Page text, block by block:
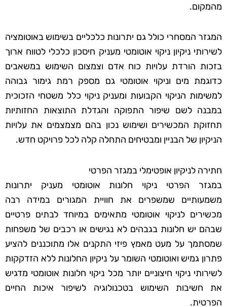
מהמקום.
המגזר המסחרי כולל גם יתרונות כלכליים בשימוש באוטומציה
לשירותי ניקיון ניקוי אוטומטי מעניק חיסכון כלכלי לטווח ארוך
בזכות הורדת עלויות כוח אדם וצמצום השימוש במשאבים
כדוגמת מים וניקוי אוטומטי גם מספק רמת גימור גבוהה
למשימות הניקוי הקבועות ומעניק ניקוי כלל משטחי הזכוכית
במבנה לשם שיפור התפוקה והגדלת התוצאות החזותיות
תחזוקת המכשירים ושימוש נכון בהם מצמצמים את עלויות
הניקיון של הבניין ומבטיחים התחלה קלה לכל פרויקט חדש.
חתירה לניקיון אופטימלי במגזר הפרטי
במגזר הפרטי ניקוי חלונות אוטומטי מעניק יתרונות
משמעותיים שמשפרים את חוויית המגורים במידה רבה
מכשירים לניקוי אוטומטי מתאימים במיוחד לבתים פרטיים
שבהם יש חלונות בגבהים לא נגישים או רכבים של משפחות
שמסתמך על מעט מאמץ פיזי התקנים אלו מתוכננים להציע
פתרון גמיש ואוטומטי השומר על ניקיון החלונות ללא הזדקקות
לשירותי ניקוי חיצוניים יותר מכל ניקוי חלונות אוטומטי מדגיש
את חשיבות השימוש בטכנולוגיה לשיפור איכות החיים
הפרטית.